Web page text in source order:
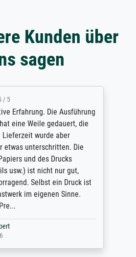
Kunden über
sagen
/ 5
Erfahrung. Die Ausführung
eine Weile gedauert, die
Lieferzeit wurde aber
etwas unterschritten. Die
und des Drucks
usw.) ist nicht nur gut,
Selbst ein Druck ist
im eigenen Sinne.